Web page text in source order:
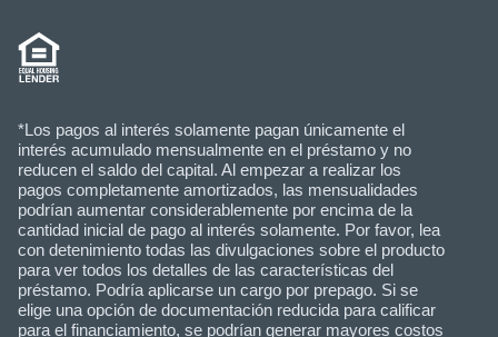
*Los pagos al interés solamente pagan únicamente el
interés acumulado mensualmente en el préstamo y no
reducen el saldo del capital. Al empezar a realizar los
pagos completamente amortizados, las mensualidades
podrían aumentar considerablemente por encima de la
cantidad inicial de pago al interés solamente. Por favor, lea
con detenimiento todas las divulgaciones sobre el producto
para ver todos los detalles de las características del
préstamo. Podría aplicarse un cargo por prepago. Si se
elige una opción de documentación reducida para calificar
para el financiamiento, se podrían generar mayores costos